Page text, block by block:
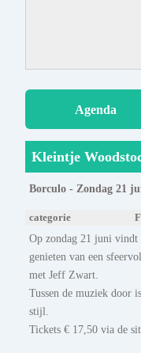
Agenda
Kleintje
Borculo - Zondag 21
categorie
Op zondag 21 juni vindt
genieten van een
met Jeff Zwart.
Tussen de muziek door
stijl.
Tickets € 17,50 via de